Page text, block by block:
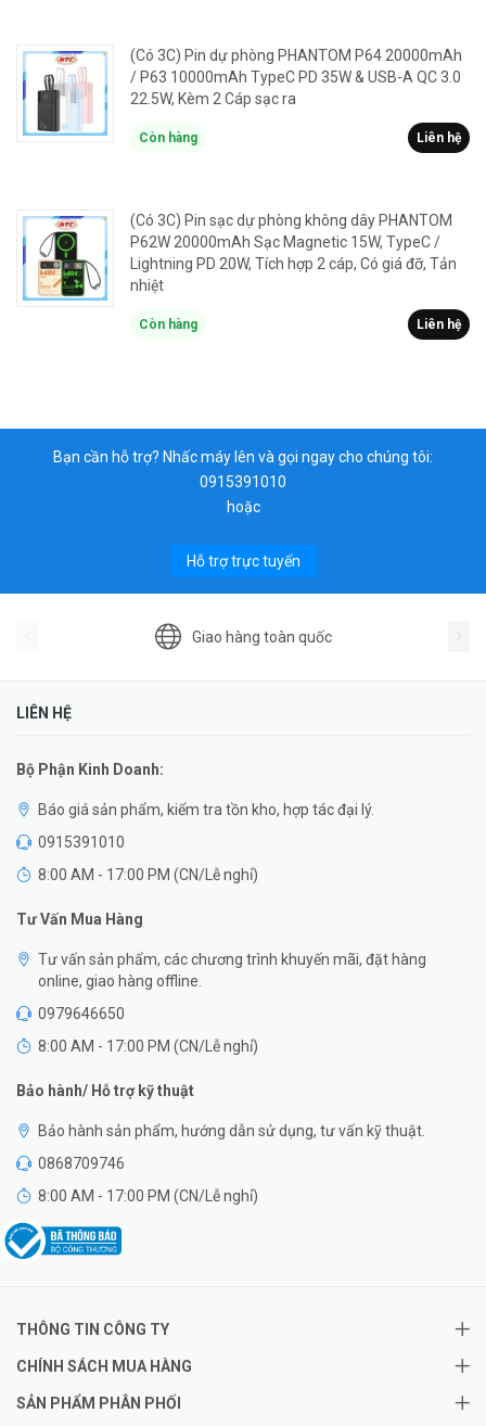
(Có 3C) Pin dự phòng PHANTOM P64 20000mAh
/ P63 10000mAh TypeC PD 35W & USB-A QC 3.0
22.5W, Kèm 2 Cáp sạc ra
Còn hàng Liên hệ
(Có 3C) Pin sạc dự phòng không dây PHANTOM
P62W 20000mAh Sạc Magnetic 15W, TypeC /
Lightning PD 20W, Tích hợp 2 cáp, Có giá đỡ, Tản
nhiệt
Còn hàng Liên hệ
Bạn cần hỗ trợ? Nhấc máy lên và gọi ngay cho chúng tôi:
0915391010
hoặc
Hỗ trợ trực tuyến
Giao hàng toàn quốc
LIÊN HỆ
Bộ Phận Kinh Doanh:
Báo giá sản phẩm, kiểm tra tồn kho, hợp tác đại lý.
0915391010
8:00 AM - 17:00 PM (CN/Lễ nghỉ)
Tư Vấn Mua Hàng
Tư vấn sản phẩm, các chương trình khuyến mãi, đặt hàng
online, giao hàng offline.
0979646650
8:00 AM - 17:00 PM (CN/Lễ nghỉ)
Bảo hành/ Hỗ trợ kỹ thuật
Bảo hành sản phẩm, hướng dẫn sử dụng, tư vấn kỹ thuật.
0868709746
8:00 AM - 17:00 PM (CN/Lễ nghỉ)
THÔNG TIN CÔNG TY
CHÍNH SÁCH MUA HÀNG
SẢN PHẨM PHÂN PHỐI